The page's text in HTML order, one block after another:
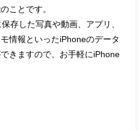
ことです。
存した写真や動画、アプリ、
情報といったiPhoneのデータ
きますので、お手軽にiPhone